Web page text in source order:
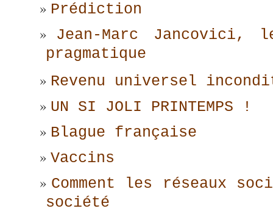
Prédiction
Jean-Marc Jancovici, le
pragmatique
Revenu universel
UN SI JOLI PRINTEMPS !
Blague française
Vaccins
Comment les réseaux
société